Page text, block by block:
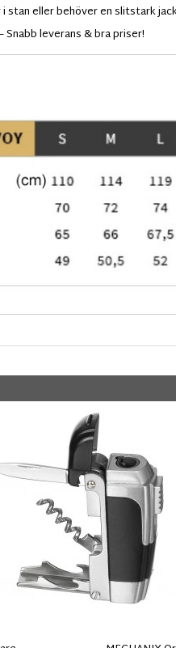
eller behöver en slitstark
leverans & bra priser!